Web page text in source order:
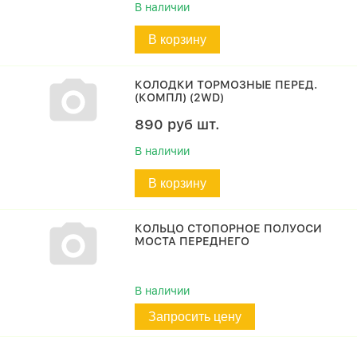
В наличии
В корзину
КОЛОДКИ ТОРМОЗНЫЕ ПЕРЕД.
(КОМПЛ) (2WD)
890 руб шт.
В наличии
В корзину
КОЛЬЦО СТОПОРНОЕ ПОЛУОСИ
МОСТА ПЕРЕДНЕГО
В наличии
Запросить цену